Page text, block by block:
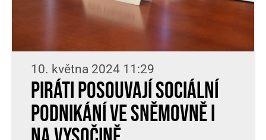
10. května 2024 11:29
Piráti posouvají sociální
podnikání ve Sněmovně i